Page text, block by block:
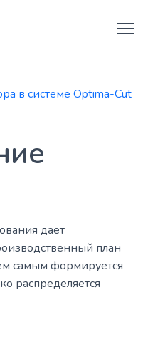
в системе Optima-Cut
дает
план
самым формируется
распределяется